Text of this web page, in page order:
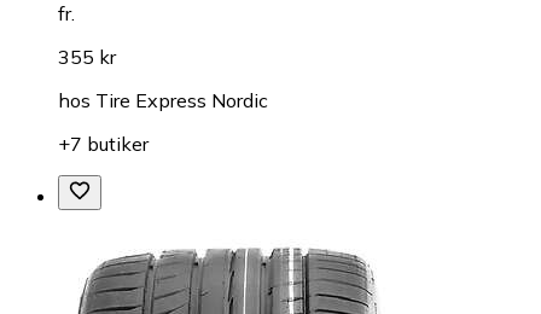
fr.
355 kr
hos Tire Express Nordic
+7 butiker